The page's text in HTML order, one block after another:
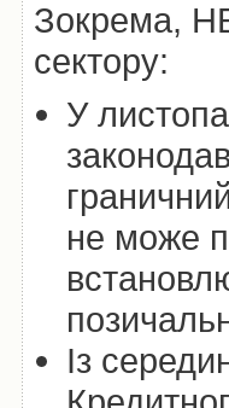
Зокрема,
сектору:
У
не може
Із